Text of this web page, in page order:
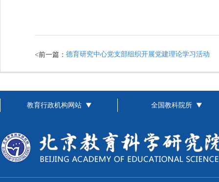
<前一篇： 德育研究中心党支部组织开展党建理论学习活动
教育行政机构网站 全国教科院所